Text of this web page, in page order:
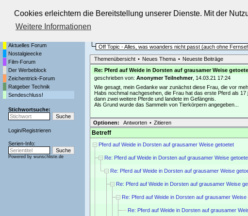
Cookies erleichtern die Bereitstellung unserer Dienste. Mit der
Weitere Informationen
Die Fernseh-Diskussionsforen von
Aktuelles Forum
Nostalgieecke
Film-Forum
Der Werbeblock
Zeichentrick-Forum
Ratgeber Technik
Sendeschluss!
Stichwortsuche:
Login/Registrieren
Serien-Info:
Powered by wunschliste.de
Off Topic - Alles, was woanders nicht passt (auch ohne
Themenübersicht • Neues Thema • Neueste Beiträge
Re: Pferd auf Weide in Dorsten auf grausamer Weise
geschrieben von: Anonymer Teilnehmer, 14.03.21 17:24
Wie gesagt, mein Gedanke war zunächst diese Frau, die vor
Habs nochmal nachgesehen, die Frau hat das erste Pferd als
dann zwei weitere Pferde und landete im Gefängnis.
Als Grund wurde das Sammeln von Tierkörpern angegeben...
Optionen: Antworten • Zitieren
Betreff
Pferd auf Weide in Dorsten auf grausamer Weise getoetet
Re: Pferd auf Weide in Dorsten auf grausamer Weise
Re: Pferd auf Weide in Dorsten auf grausamer Weise
Re: Pferd auf Weide in Dorsten auf grausamer Weise
Re: Pferd auf Weide in Dorsten auf grausamer Weise
Re: Pferd auf Weide in Dorsten auf grausamer